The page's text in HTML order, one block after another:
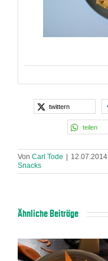
twittern
teilen
Von Carl Tode | 12.07.2014
Snacks
Ähnliche Beiträge